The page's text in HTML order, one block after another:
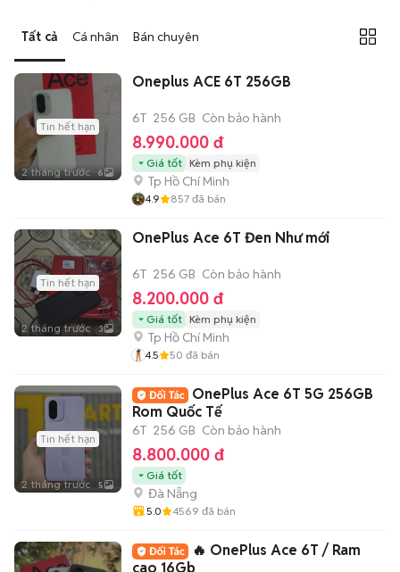
Tất cả Cá nhân Bán chuyên
Tin hết hạn
2 tháng trước 6
Oneplus ACE 6T 256GB
6T 256 GB Còn bảo hành
8.990.000 đ
Giá tốt Kèm phụ kiện
Tp Hồ Chí Minh
4.9 857 đã bán
Tin hết hạn
2 tháng trước 3
OnePlus Ace 6T Đen Như mới
6T 256 GB Còn bảo hành
8.200.000 đ
Giá tốt Kèm phụ kiện
Tp Hồ Chí Minh
4.5 50 đã bán
Tin hết hạn
2 tháng trước 5
OnePlus Ace 6T 5G 256GB
Rom Quốc Tế
6T 256 GB Còn bảo hành
8.800.000 đ
Giá tốt
Đà Nẵng
5.0 4569 đã bán
🔥 OnePlus Ace 6T / Ram
cao 16Gb